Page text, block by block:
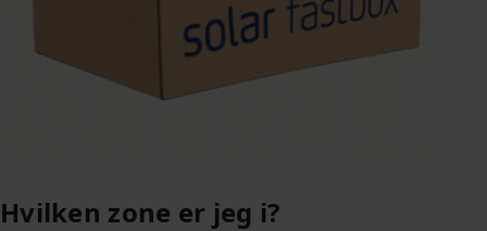
Hvilken zone er jeg i?